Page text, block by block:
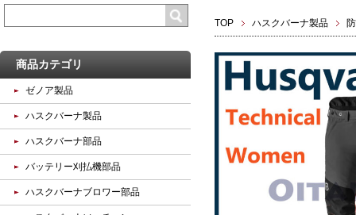
TOP ハスクバーナ製品
商品カテゴリ
ゼノア製品
ハスクバーナ製品
ハスクバーナ部品
バッテリー刈払機部品
ハスクバーナブロワー部品